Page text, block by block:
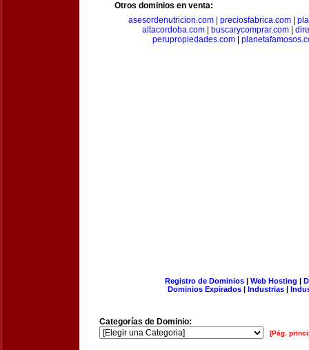
Otros dominios en venta:
asesordenutricion.com
preciosfabrica.com
altacordoba.com
buscarycomprar.com
perupropiedades.com
Registro de Dominios| Web Hosting |
Dominios Expirados | Industrias |
Categorías de Dominio:
[Pág.